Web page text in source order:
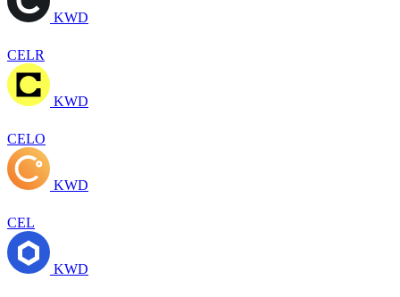
KWD
CELR
KWD
CELO
KWD
CEL
KWD